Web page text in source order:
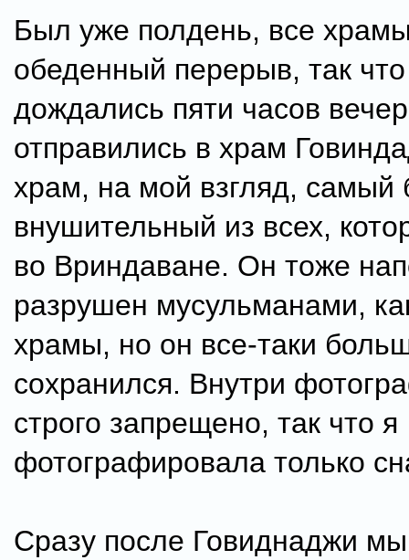
Был уже полдень, все
обеденный перерыв, так
дождались пяти часов
отправились в храм
храм, на мой взгляд, самый
внушительный из всех,
во Вриндаване. Он тоже
разрушен мусульманами,
храмы, но он все-таки
сохранился. Внутри
строго запрещено, так что я
фотографировала только
Сразу после Говиднаджи